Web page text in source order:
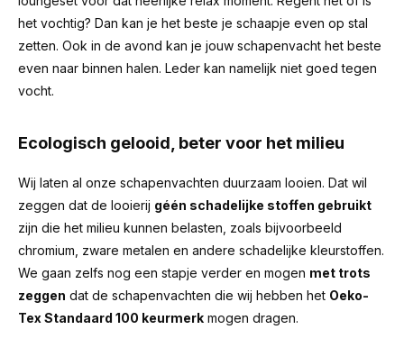
het vochtig? Dan kan je het beste je schaapje even op stal
zetten. Ook in de avond kan je jouw schapenvacht het beste
even naar binnen halen. Leder kan namelijk niet goed tegen
vocht.
Ecologisch gelooid, beter voor het milieu
Wij laten al onze schapenvachten duurzaam looien. Dat wil
zeggen dat de looierij géén schadelijke stoffen gebruikt
zijn die het milieu kunnen belasten, zoals bijvoorbeeld
chromium, zware metalen en andere schadelijke kleurstoffen.
We gaan zelfs nog een stapje verder en mogen met trots
zeggen dat de schapenvachten die wij hebben het Oeko-
Tex Standaard 100 keurmerk mogen dragen.